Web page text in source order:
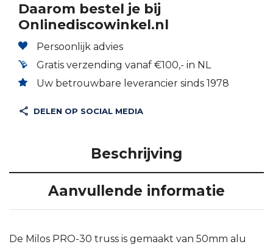
Daarom bestel je bij
Onlinediscowinkel.nl
Persoonlijk advies
Gratis verzending vanaf €100,- in NL
Uw betrouwbare leverancier sinds 1978
DELEN OP SOCIAL MEDIA
Beschrijving
Aanvullende informatie
De Milos PRO-30 truss is gemaakt van 50mm alu